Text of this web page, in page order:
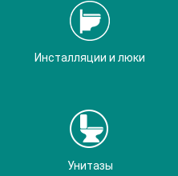
Инсталляции и люки
Унитазы